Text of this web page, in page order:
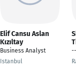
Elif Cansu Aslan
Kızıltay
Business Analyst
Istanbul